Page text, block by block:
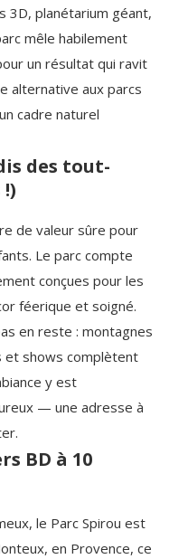
3D, planétarium géant,
mêle habilement
un résultat qui ravit
alternative aux parcs
cadre naturel
des tout-
de valeur sûre pour
Le parc compte
conçues pour les
féerique et soigné.
en reste : montagnes
et shows complètent
y est
— une adresse à
BD à 10
le Parc Spirou est
en Provence, ce